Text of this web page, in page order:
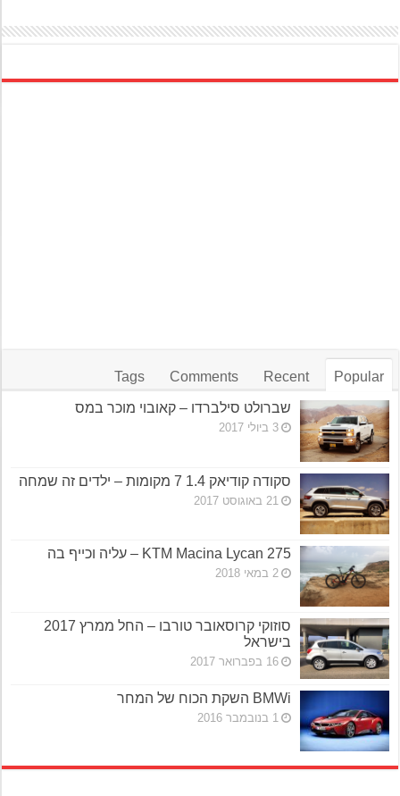
Popular
Recent
Comments
Tags
שברולט סילברדו – קאובוי מוכר במס
3 ביולי 2017
סקודה קודיאק 1.4 7 מקומות – ילדים זה שמחה
21 באוגוסט 2017
KTM Macina Lycan 275 – עליה וכייף בה
2 במאי 2018
סוזוקי קרוסאובר טורבו – החל ממרץ 2017
בישראל
16 בפברואר 2017
BMWi השקת הכוח של המחר
1 בנובמבר 2016